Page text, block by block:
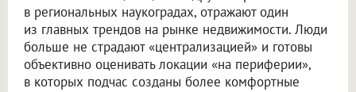
в региональных наукоградах, отражают один
из главных трендов на рынке недвижимости. Люди
больше не страдают «централизацией» и готовы
объективно оценивать локации «на периферии»,
в которых подчас созданы более комфортные